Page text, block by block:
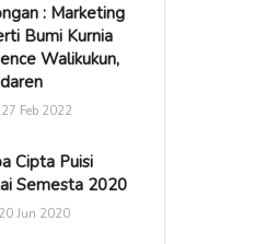
: Marketing
Bumi Kurnia
Walikukun,
Feb 2022
Cipta Puisi
Semesta 2020
Jun 2020